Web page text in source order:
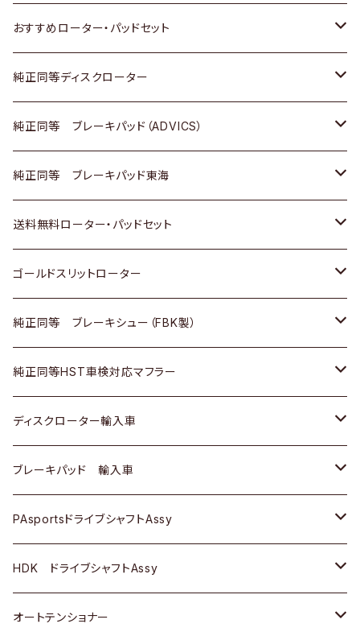
ダイハツ
マツダ
三菱
スバル
日野
三菱ふそう
ＢＭＷ
いすゞ
ダイハツ
マツダ
三菱
日野
三菱ふそう
いすゞ
ダイハツ
三菱
日野
三菱ふそう
その他
スズキ
日産
ダイハツ
マツダ
三菱
スバル
ホンダ
スズキ
日産
いすゞ
ダイハツ
マツダ
三菱
スバル
トヨタ
日産
いすゞ
ダイハツ
マツダ
三菱
おすすめローター・パッドセット
トヨタ
ホンダ
スズキ
日産
ダイハツ
マツダ
三菱
スバル
純正同等ディスクローター
トヨタ
ホンダ
スズキ
日産
いすゞ
ダイハツ
マツダ
三菱
スバル
ＢＥＮＺ
純正同等 ブレーキパッド（ADVICS）
トヨタ
ホンダ
スズキ
日産
ダイハツ
マツダ
三菱
スバル
純正同等 ブレーキパッド東海
トヨタ
ホンダ
日産
いすゞ
ダイハツ
マツダ
三菱
スバル
送料無料ローター・パッドセット
トヨタ
ホンダ
スズキ
日産
ダイハツ
マツダ
三菱
スバル
ゴールドスリットローター
トヨタ
ホンダ
スズキ
日産
ダイハツ
マツダ
三菱
純正同等 ブレーキシュー（FBK製）
ホンダ
スズキ
日産
ダイハツ
マツダ
三菱
純正同等HST車検対応マフラー
トヨタ
ホンダ
スズキ
日産
いすゞ
ディスクローター輸入車
ＡＵＤＩ
ＢＥＮＺ
ＢＭＷ
GOLF
ブレーキパッド 輸入車
ＢＥＮＺ
ＢＭＷ
ＷＡＧＥＮ
PAsportsドライブシャフトAssy
トヨタ
ホンダ
HDK ドライブシャフトAssy
スズキ
オートテンショナー